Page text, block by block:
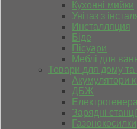
Кухонні мийки
Унітаз з
Инсталляция
Біде
Пісуари
Меблі для
Товари для дому та
Акумулятори
ДБЖ
Зарядні
Газонокосилки